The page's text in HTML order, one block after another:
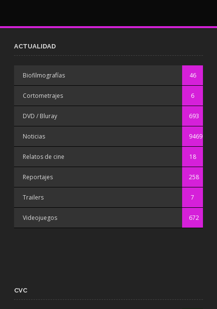
ACTUALIDAD
Biofilmografías 46
Cortometrajes 6
DVD / Bluray 693
Noticias 9469
Relatos de cine 18
Reportajes 258
Trailers 7
Videojuegos 672
CVC